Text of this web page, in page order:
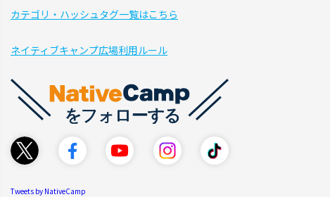
カテゴリ・ハッシュタグ一覧はこちら
ネイティブキャンプ広場利用ルール
Tweets by NativeCamp